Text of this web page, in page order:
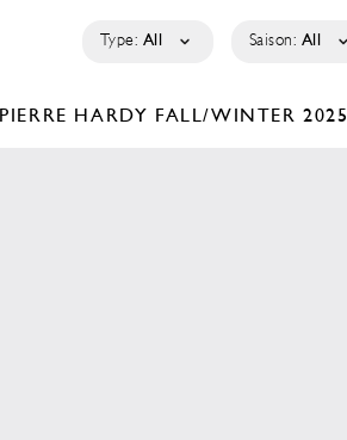
Type: All Saison: All
PIERRE HARDY FALL/WINTER 2025